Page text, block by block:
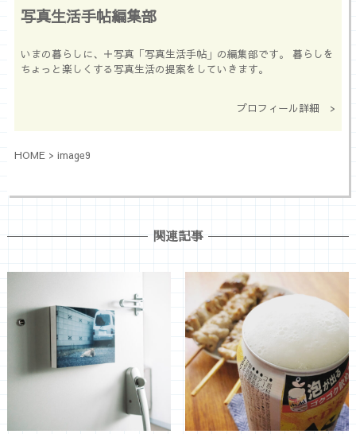
写真生活手帖編集部
いまの暮らしに、＋写真「写真生活手帖」の編集部です。 暮らしを
ちょっと楽しくする写真生活の提案をしていきます。
プロフィール詳細 >
HOME> image9
関連記事